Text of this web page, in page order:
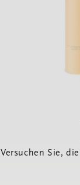
Versuchen Sie,